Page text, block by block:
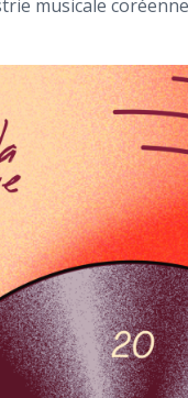
musicale coréenne